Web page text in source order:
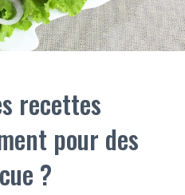
recettes
pour des
?